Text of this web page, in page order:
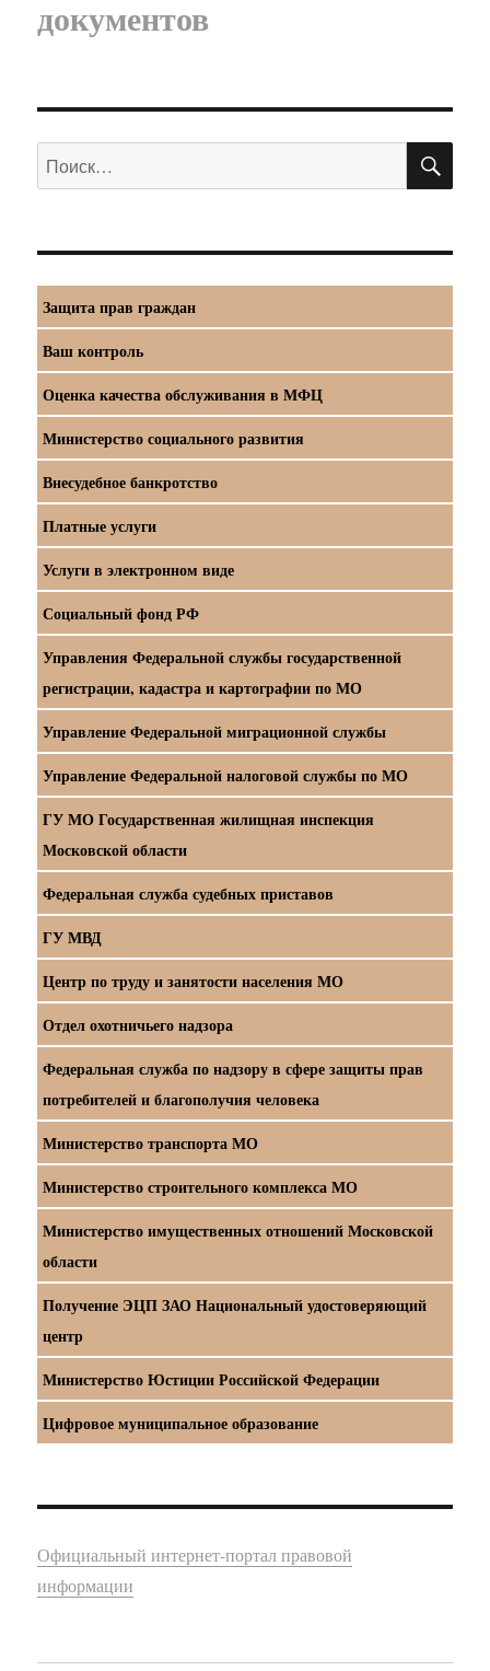
документов
Искать:
Защита прав граждан
Ваш контроль
Оценка качества обслуживания в МФЦ
Министерство социального развития
Внесудебное банкротство
Платные услуги
Услуги в электронном виде
Социальный фонд РФ
Управления Федеральной службы государственной
регистрации, кадастра и картографии по МО
Управление Федеральной миграционной службы
Управление Федеральной налоговой службы по МО
ГУ МО Государственная жилищная инспекция
Московской области
Федеральная служба судебных приставов
ГУ МВД
Центр по труду и занятости населения МО
Отдел охотничьего надзора
Федеральная служба по надзору в сфере защиты прав
потребителей и благополучия человека
Министерство транспорта МО
Министерство строительного комплекса МО
Министерство имущественных отношений Московской
области
Получение ЭЦП ЗАО Национальный удостоверяющий
центр
Министерство Юстиции Российской Федерации
Цифровое муниципальное образование
Официальный интернет-портал правовой
информации